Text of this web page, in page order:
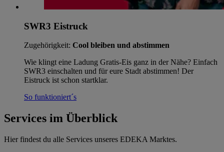
SWR3 Eistruck
Zugehörigkeit: Cool bleiben und abstimmen
Wie klingt eine Ladung Gratis-Eis ganz in der Nähe? Einfach
SWR3 einschalten und für eure Stadt abstimmen! Der
Eistruck ist schon startklar.
So funktioniert´s
Services im Überblick
Hier findest du alle Services unseres EDEKA Marktes.